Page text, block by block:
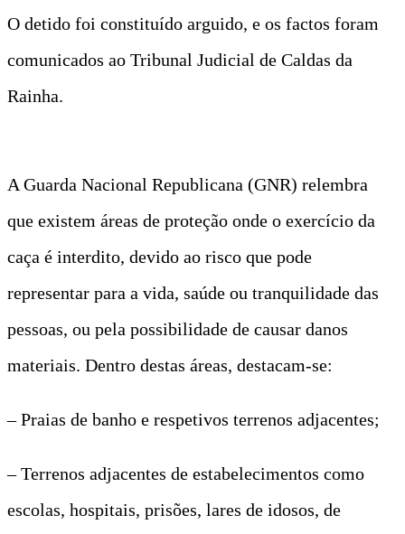
O detido foi constituído arguido, e os factos foram
comunicados ao Tribunal Judicial de Caldas da
Rainha.
A Guarda Nacional Republicana (GNR) relembra
que existem áreas de proteção onde o exercício da
caça é interdito, devido ao risco que pode
representar para a vida, saúde ou tranquilidade das
pessoas, ou pela possibilidade de causar danos
materiais. Dentro destas áreas, destacam-se:
– Praias de banho e respetivos terrenos adjacentes;
– Terrenos adjacentes de estabelecimentos como
escolas, hospitais, prisões, lares de idosos, de